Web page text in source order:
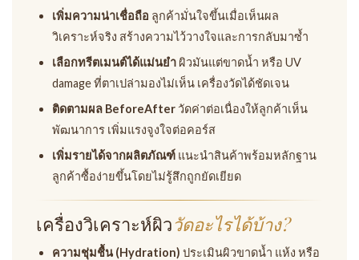
เพิ่มความน่าเชื่อถือ ลูกค้ามั่นใจขึ้นเมื่อเห็นผล
วิเคราะห์จริง สร้างความไว้วางใจและการกลับมาซ้ำ
เลือกทรีตเมนต์ได้แม่นยำ ผิวมันแต่ขาดน้ำ หรือ UV
damage ที่ตาเปล่ามองไม่เห็น เครื่องวัดได้ชัดเจน
ติดตามผล BeforeAfter วัดค่าต่อเนื่องให้ลูกค้าเห็น
พัฒนาการ เพิ่มแรงจูงใจต่อคอร์ส
เพิ่มรายได้จากผลิตภัณฑ์ แนะนำสินค้าพร้อมหลักฐาน
ลูกค้าซื้อง่ายขึ้นโดยไม่รู้สึกถูกยัดเยียด
เครื่องวิเคราะห์ผิววัดอะไรได้บ้าง?
ความชุ่มชื้น (Hydration) ประเมินผิวขาดน้ำ แห้ง หรือ